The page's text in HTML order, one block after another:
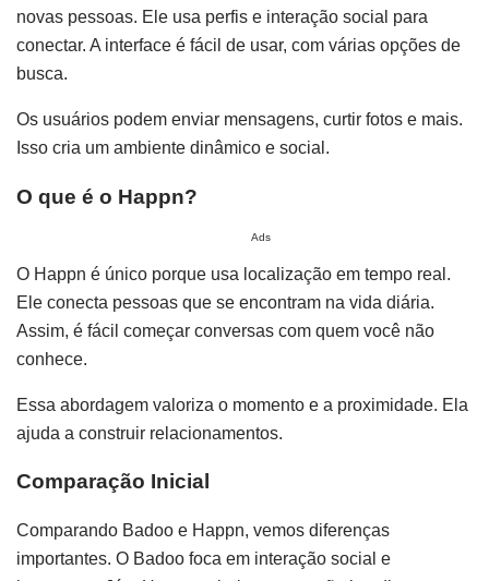
novas pessoas. Ele usa perfis e interação social para
conectar. A interface é fácil de usar, com várias opções de
busca.
Os usuários podem enviar mensagens, curtir fotos e mais.
Isso cria um ambiente dinâmico e social.
O que é o Happn?
Ads
O Happn é único porque usa localização em tempo real.
Ele conecta pessoas que se encontram na vida diária.
Assim, é fácil começar conversas com quem você não
conhece.
Essa abordagem valoriza o momento e a proximidade. Ela
ajuda a construir relacionamentos.
Comparação Inicial
Comparando Badoo e Happn, vemos diferenças
importantes. O Badoo foca em interação social e